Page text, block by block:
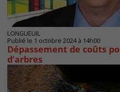
LONGUEUIL
Publié le 1 octobre 2024 à 14h00
Dépassement de coûts
d’arbres